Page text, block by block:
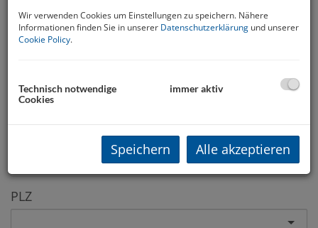
Land
PLZ
Wir verwenden Cookies um Einstellungen zu speichern. Nähere
Informationen finden Sie in unserer Datenschutzerklärung und unserer
Cookie Policy.
Technisch notwendige
Cookies
immer aktiv
Speichern Alle akzeptieren